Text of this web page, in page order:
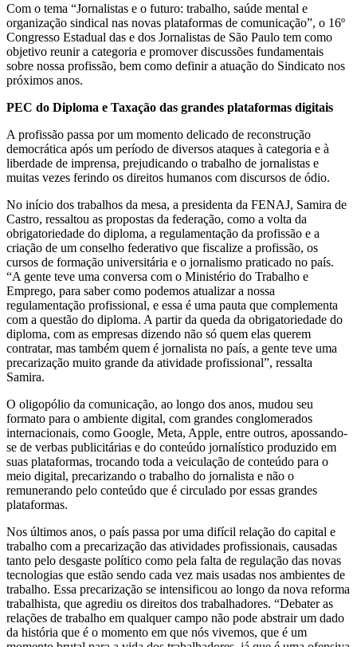
Com o tema “Jornalistas e o futuro: trabalho, saúde mental e
organização sindical nas novas plataformas de comunicação”, o 16º
Congresso Estadual das e dos Jornalistas de São Paulo tem como
objetivo reunir a categoria e promover discussões fundamentais
sobre nossa profissão, bem como definir a atuação do Sindicato nos
próximos anos.
PEC do Diploma e Taxação das grandes plataformas digitais
A profissão passa por um momento delicado de reconstrução
democrática após um período de diversos ataques à categoria e à
liberdade de imprensa, prejudicando o trabalho de jornalistas e
muitas vezes ferindo os direitos humanos com discursos de ódio.
No início dos trabalhos da mesa, a presidenta da FENAJ, Samira de
Castro, ressaltou as propostas da federação, como a volta da
obrigatoriedade do diploma, a regulamentação da profissão e a
criação de um conselho federativo que fiscalize a profissão, os
cursos de formação universitária e o jornalismo praticado no país.
“A gente teve uma conversa com o Ministério do Trabalho e
Emprego, para saber como podemos atualizar a nossa
regulamentação profissional, e essa é uma pauta que complementa
com a questão do diploma. A partir da queda da obrigatoriedade do
diploma, com as empresas dizendo não só quem elas querem
contratar, mas também quem é jornalista no país, a gente teve uma
precarização muito grande da atividade profissional”, ressalta
Samira.
O oligopólio da comunicação, ao longo dos anos, mudou seu
formato para o ambiente digital, com grandes conglomerados
internacionais, como Google, Meta, Apple, entre outros, apossando-
se de verbas publicitárias e do conteúdo jornalístico produzido em
suas plataformas, trocando toda a veiculação de conteúdo para o
meio digital, precarizando o trabalho do jornalista e não o
remunerando pelo conteúdo que é circulado por essas grandes
plataformas.
Nos últimos anos, o país passa por uma difícil relação do capital e
trabalho com a precarização das atividades profissionais, causadas
tanto pelo desgaste político como pela falta de regulação das novas
tecnologias que estão sendo cada vez mais usadas nos ambientes de
trabalho. Essa precarização se intensificou ao longo da nova reforma
trabalhista, que agrediu os direitos dos trabalhadores. “Debater as
relações de trabalho em qualquer campo não pode abstrair um dado
da história que é o momento em que nós vivemos, que é um